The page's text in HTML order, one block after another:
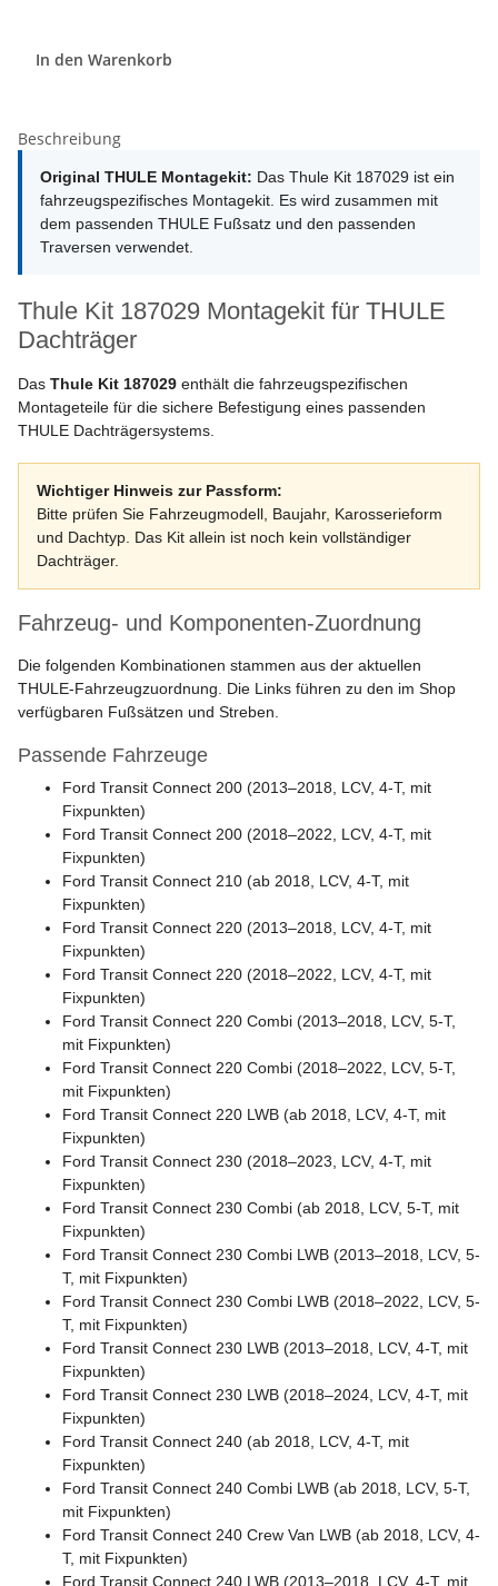
In den Warenkorb
Beschreibung
Original THULE Montagekit: Das Thule Kit 187029 ist ein
fahrzeugspezifisches Montagekit. Es wird zusammen mit
dem passenden THULE Fußsatz und den passenden
Traversen verwendet.
Thule Kit 187029 Montagekit für THULE
Dachträger
Das Thule Kit 187029 enthält die fahrzeugspezifischen
Montageteile für die sichere Befestigung eines passenden
THULE Dachträgersystems.
Wichtiger Hinweis zur Passform:
Bitte prüfen Sie Fahrzeugmodell, Baujahr, Karosserieform
und Dachtyp. Das Kit allein ist noch kein vollständiger
Dachträger.
Fahrzeug- und Komponenten-Zuordnung
Die folgenden Kombinationen stammen aus der aktuellen
THULE-Fahrzeugzuordnung. Die Links führen zu den im Shop
verfügbaren Fußsätzen und Streben.
Passende Fahrzeuge
Ford Transit Connect 200 (2013–2018, LCV, 4-T, mit
Fixpunkten)
Ford Transit Connect 200 (2018–2022, LCV, 4-T, mit
Fixpunkten)
Ford Transit Connect 210 (ab 2018, LCV, 4-T, mit
Fixpunkten)
Ford Transit Connect 220 (2013–2018, LCV, 4-T, mit
Fixpunkten)
Ford Transit Connect 220 (2018–2022, LCV, 4-T, mit
Fixpunkten)
Ford Transit Connect 220 Combi (2013–2018, LCV, 5-T,
mit Fixpunkten)
Ford Transit Connect 220 Combi (2018–2022, LCV, 5-T,
mit Fixpunkten)
Ford Transit Connect 220 LWB (ab 2018, LCV, 4-T, mit
Fixpunkten)
Ford Transit Connect 230 (2018–2023, LCV, 4-T, mit
Fixpunkten)
Ford Transit Connect 230 Combi (ab 2018, LCV, 5-T, mit
Fixpunkten)
Ford Transit Connect 230 Combi LWB (2013–2018, LCV, 5-
T, mit Fixpunkten)
Ford Transit Connect 230 Combi LWB (2018–2022, LCV, 5-
T, mit Fixpunkten)
Ford Transit Connect 230 LWB (2013–2018, LCV, 4-T, mit
Fixpunkten)
Ford Transit Connect 230 LWB (2018–2024, LCV, 4-T, mit
Fixpunkten)
Ford Transit Connect 240 (ab 2018, LCV, 4-T, mit
Fixpunkten)
Ford Transit Connect 240 Combi LWB (ab 2018, LCV, 5-T,
mit Fixpunkten)
Ford Transit Connect 240 Crew Van LWB (ab 2018, LCV, 4-
T, mit Fixpunkten)
Ford Transit Connect 240 LWB (2013–2018, LCV, 4-T, mit